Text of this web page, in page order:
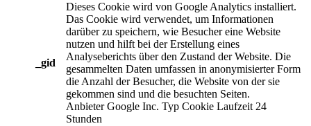
_gid
Dieses Cookie wird von Google Analytics installiert.
Das Cookie wird verwendet, um Informationen
darüber zu speichern, wie Besucher eine Website
nutzen und hilft bei der Erstellung eines
Analyseberichts über den Zustand der Website. Die
gesammelten Daten umfassen in anonymisierter Form
die Anzahl der Besucher, die Website von der sie
gekommen sind und die besuchten Seiten.
Anbieter Google Inc. Typ Cookie Laufzeit 24
Stunden